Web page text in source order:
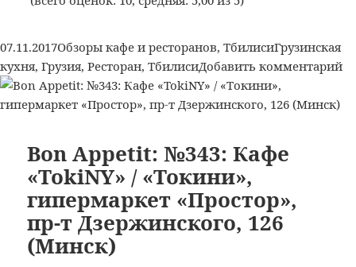
Опубликовано
07.11.2017Рубрики
Обзоры кафе и ресторанов, ТбилисиМетки
Грузинская
кухня, Грузия, Ресторан, ТбилисиДобавить комментарийк
Bon Appetit: №343: Кафе
«TokiNY» / «Токини»,
гипермаркет «Простор»,
пр-т Дзержинского, 126
(Минск)